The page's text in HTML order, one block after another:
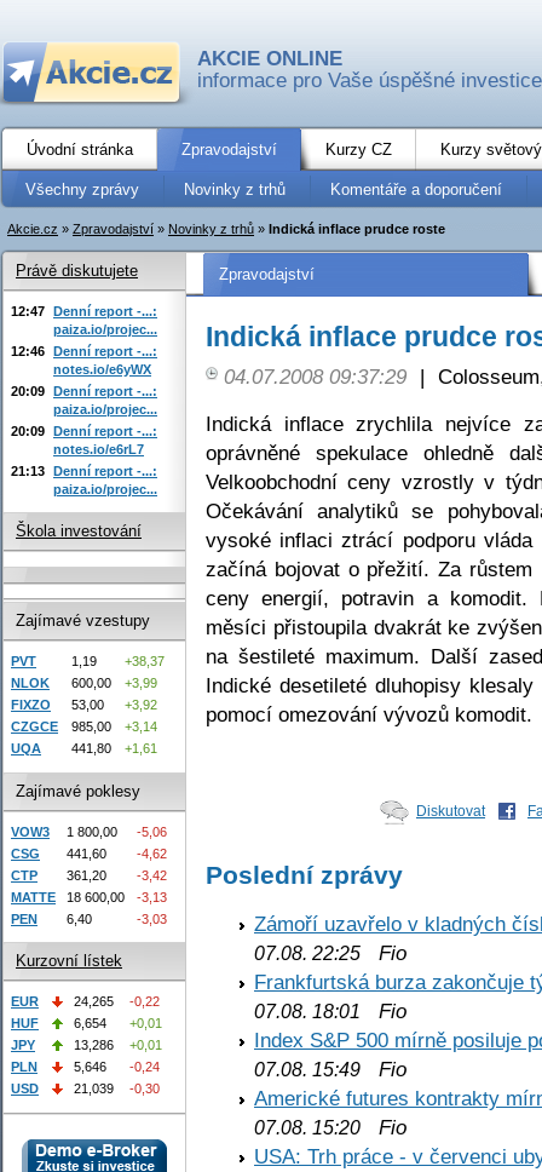
AKCIE ONLINE
informace pro Vaše úspěšné investice
Úvodní stránka Zpravodajství Kurzy CZ Kurzy
Všechny zprávy Novinky z trhů Komentáře a doporučení
Akcie.cz » Zpravodajství » Novinky z trhů » Indická inflace prudce roste
Zpravodajství
Indická inflace prudce
04.07.2008 09:37:29 |
Indická inflace zrychlila nejvíce
oprávněné spekulace ohledně
Velkoobchodní ceny vzrostly v
Očekávání analytiků se
vysoké inflaci ztrácí podporu vláda
začíná bojovat o přežití. Za
ceny energií, potravin a
měsíci přistoupila dvakrát ke
na šestileté maximum. Další
Indické desetileté dluhopisy
pomocí omezování vývozů komodit.
Diskutovat
Poslední zprávy
Zámoří uzavřelo v kladných
07.08. 22:25 Fio
Frankfurtská burza zakončuje
07.08. 18:01
Fio
Index S&P 500 mírně posiluje
07.08. 15:49 Fio
Americké futures kontrakty
07.08. 15:20 Fio
USA: Trh práce - v červenci
Právě diskutujete
12:47 Denní report -...:
paiza.io/projec...
12:46 Denní report -...:
notes.io/e6yWX
20:09 Denní report -...:
paiza.io/projec...
20:09 Denní report -...:
notes.io/e6rL7
21:13 Denní report -...:
paiza.io/projec...
Škola investování
Zajímavé vzestupy
PVT 1,19
+38,37
NLOK
600,00
+3,99
FIXZO
53,00
+3,92
CZGCE
985,00
+3,14
UQA
441,80 +1,61
Zajímavé poklesy
VOW3 1 800,00
-5,06
CSG
441,60
-4,62
CTP
361,20
-3,42
MATTE
18 600,00
-3,13
PEN
6,40 -3,03
Kurzovní lístek
EUR 24,265
-0,22
HUF
6,654
+0,01
JPY
13,286
+0,01
PLN
5,646
-0,24
USD
21,039 -0,30